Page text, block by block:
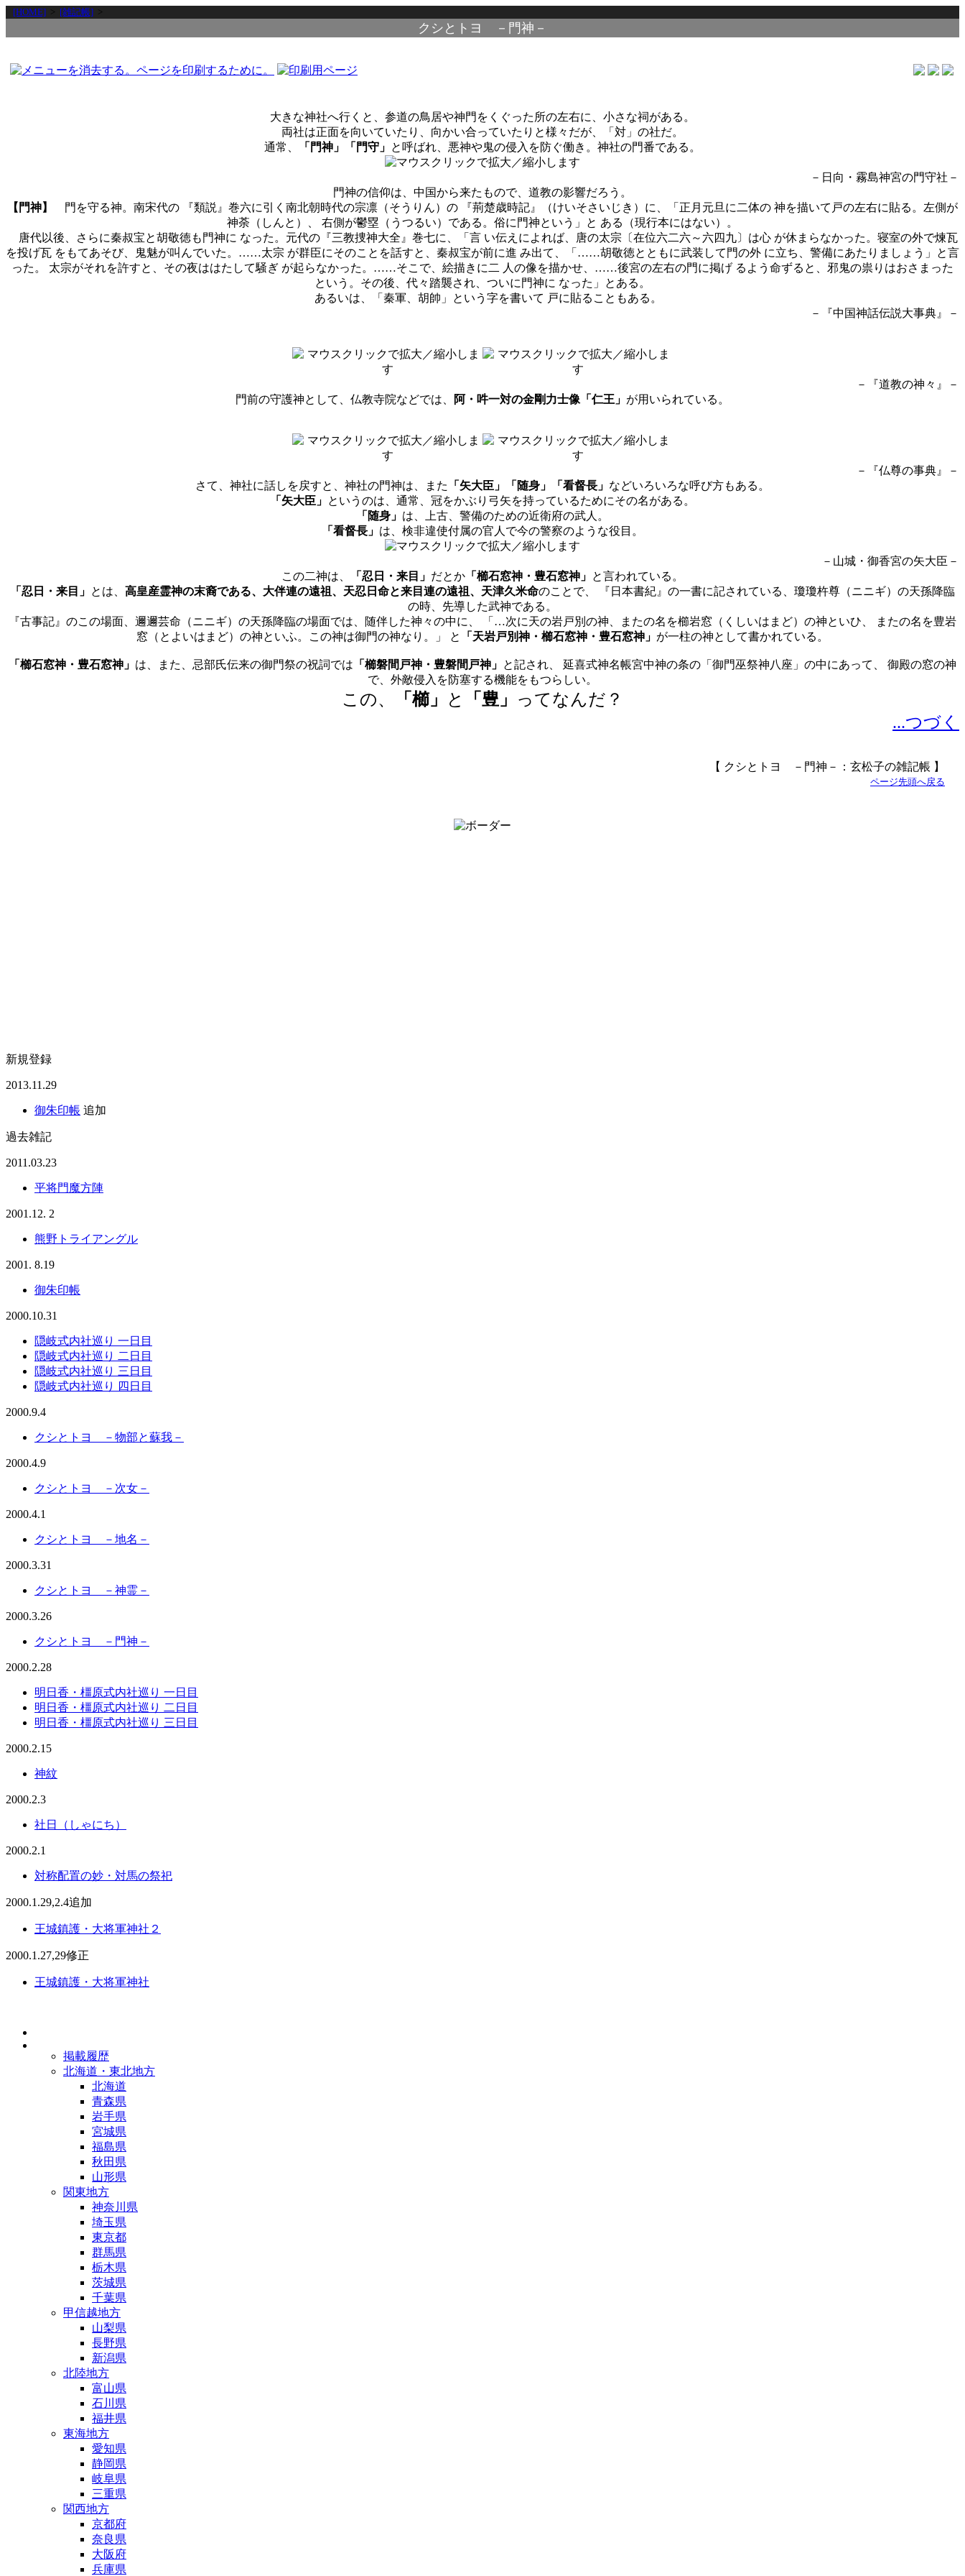
[HOME] [雑記帳]
クシとトヨ －門神－
大きな神社へ行くと、参道の鳥居や神門をくぐった所の左右に、小さな祠がある。
両社は正面を向いていたり、向かい合っていたりと様々だが、「対」の社だ。
通常、
「門神」「門守」 と呼ばれ、悪神や鬼の侵入を防ぐ働き。神社の門番である。
－日向・霧島神宮の門守社－
門神の信仰は、中国から来たもので、道教の影響だろう。
【門神】
門を守る神。南宋代の 『類説』巻六に引く南北朝時代の宗凛（そうりん）の 『荊楚歳時記』（けいそさいじき）に、「正月元旦に二体の 神を描いて戸の左右に貼る。左側が
神荼（しんと）、 右側が鬱塁（うつるい）である。俗に門神という」と ある（現行本にはない）。
唐代以後、さらに秦叔宝と胡敬徳も門神に なった。元代の『三教捜神大全』巻七に、「言 い伝えによれば、唐の太宗〔在位六二六～六四九〕は心 が休まらなかった。寝室の外で煉瓦
を投げ瓦 をもてあそび、鬼魅が叫んでいた。……太宗 が群臣にそのことを話すと、秦叔宝が前に進 み出て、「……胡敬徳とともに武装して門の外 に立ち、警備にあたりましょう」と言
った。 太宗がそれを許すと、その夜ははたして騒ぎ が起らなかった。……そこで、絵描きに二 人の像を描かせ、……後宮の左右の門に掲げ るよう命ずると、邪鬼の祟りはおさまった
という。その後、代々踏襲され、ついに門神に なった」とある。
あるいは、「秦軍、胡帥」という字を書いて 戸に貼ることもある。
－『中国神話伝説大事典』－
－『道教の神々』－
門前の守護神として、仏教寺院などでは、
阿・吽一対の金剛力士像「仁王」 が用いられている。
－『仏尊の事典』－
さて、神社に話しを戻すと、神社の門神は、また
「矢大臣」「随身」「看督長」 などいろいろな呼び方もある。
「矢大臣」 というのは、通常、冠をかぶり弓矢を持っているためにその名がある。
「随身」 は、上古、警備のための近衛府の武人。
「看督長」 は、検非違使付属の官人で今の警察のような役目。
－山城・御香宮の矢大臣－
この二神は、
「忍日・来目」 だとか 「櫛石窓神・豊石窓神」 と言われている。
「忍日・来目」 とは、 高皇産霊神の末裔である、大伴連の遠祖、天忍日命と来目連の遠祖、天津久米命のことで、 『日本書紀』の一書に記されている、瓊瓊杵尊（ニニギ）の天孫降臨
の時、先導した武神である。
『古事記』のこの場面、邇邇芸命（ニニギ）の天孫降臨の場面では、随伴した神々の中に、 「…次に天の岩戸別の神、またの名を櫛岩窓（くしいはまど）の神といひ、 またの名を豊岩
窓（とよいはまど）の神といふ。この神は御門の神なり。」 と
「天岩戸別神・櫛石窓神・豊石窓神」 が一柱の神として書かれている。
「櫛石窓神・豊石窓神」 は、また、忌部氏伝来の御門祭の祝詞では 「櫛磐間戸神・豊磐間戸神」 と記され、 延喜式神名帳宮中神の条の「御門巫祭神八座」の中にあって、 御殿の窓の神
で、外敵侵入を防塞する機能をもつらしい。
この、 「櫛」 と 「豊」
ってなんだ？
...つづく
【 クシとトヨ －門神－：玄松子の雑記帳 】
ページ先頭へ戻る
新規登録
2013.11.29
御朱印帳 追加
過去雑記
2011.03.23
平将門魔方陣
2001.12. 2
熊野トライアングル
2001. 8.19
御朱印帳
2000.10.31
隠岐式内社巡り 一日目
隠岐式内社巡り 二日目
隠岐式内社巡り 三日目
隠岐式内社巡り 四日目
2000.9.4
クシとトヨ －物部と蘇我－
2000.4.9
クシとトヨ －次女－
2000.4.1
クシとトヨ －地名－
2000.3.31
クシとトヨ －神霊－
2000.3.26
クシとトヨ －門神－
2000.2.28
明日香・橿原式内社巡り 一日目
明日香・橿原式内社巡り 二日目
明日香・橿原式内社巡り 三日目
2000.2.15
神紋
2000.2.3
社日（しゃにち）
2000.2.1
対称配置の妙・対馬の祭祀
2000.1.29,2.4追加
王城鎮護・大将軍神社２
2000.1.27,29修正
王城鎮護・大将軍神社
掲載履歴
北海道・東北地方
北海道
青森県
岩手県
宮城県
福島県
秋田県
山形県
関東地方
神奈川県
埼玉県
東京都
群馬県
栃木県
茨城県
千葉県
甲信越地方
山梨県
長野県
新潟県
北陸地方
富山県
石川県
福井県
東海地方
愛知県
静岡県
岐阜県
三重県
関西地方
京都府
奈良県
大阪府
兵庫県